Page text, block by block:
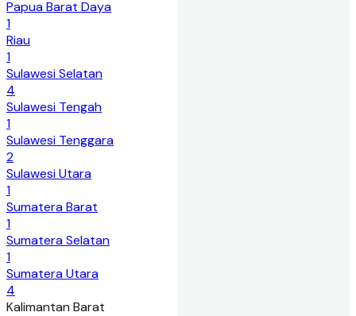
Papua Barat Daya
1
Riau
1
Sulawesi Selatan
4
Sulawesi Tengah
1
Sulawesi Tenggara
2
Sulawesi Utara
1
Sumatera Barat
1
Sumatera Selatan
1
Sumatera Utara
4
Kalimantan Barat